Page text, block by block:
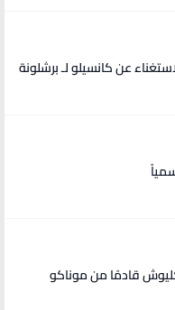
قادمًا من موناكو